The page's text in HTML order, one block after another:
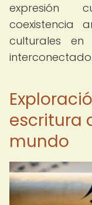
expresión
coexistencia
culturales
interconectado.
escritura
mundo